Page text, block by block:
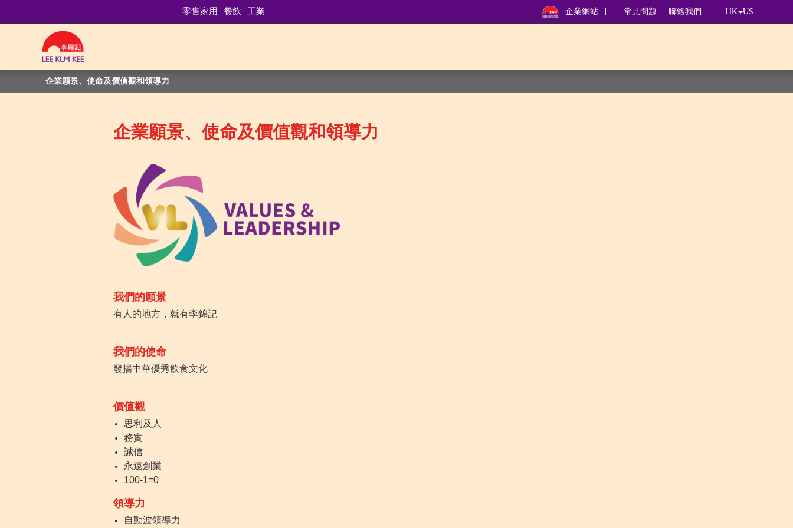
零售家用 餐飲 工業 企業網站 常見問題 聯絡我們 HK US
企業願景、使命及價值觀和領導力
企業願景、使命及價值觀和領導力
我們的願景
有人的地方，就有李錦記
我們的使命
發揚中華優秀飲食文化
價值觀
思利及人
務實
誠信
永遠創業
100-1=0
領導力
自動波領導力